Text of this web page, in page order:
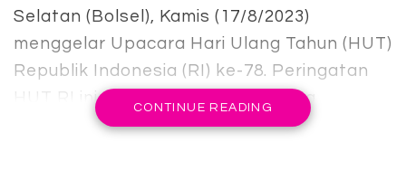
Selatan (Bolsel), Kamis (17/8/2023)
menggelar Upacara Hari Ulang Tahun (HUT)
Republik Indonesia (RI) ke-78. Peringatan
HUT RI ini digelar di lapangan Desa
Dumagin B, Kecamatan Pinilosian Timur.
CONTINUE READING